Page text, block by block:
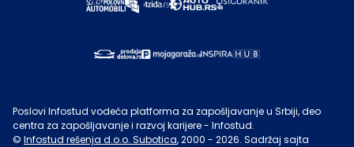
Poslovi Infostud vodeća platforma za zapošljavanje u Srbiji, deo
centra za zapošljavanje i razvoj karijere - Infostud.
© Infostud rešenja d.o.o. Subotica, 2000 - 2026. Sadržaj sajta